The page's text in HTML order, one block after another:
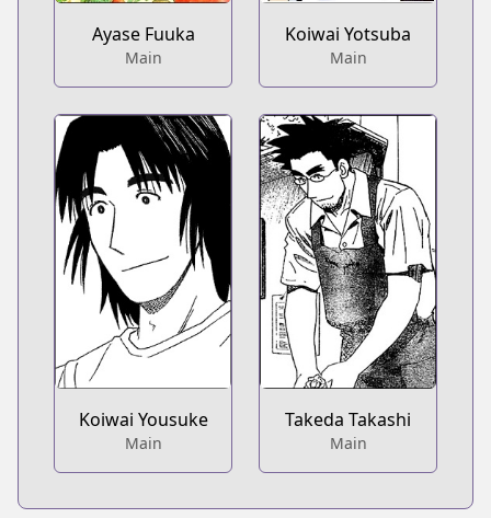
Ayase Fuuka
Main
Koiwai Yotsuba
Main
Koiwai Yousuke
Main
Takeda Takashi
Main